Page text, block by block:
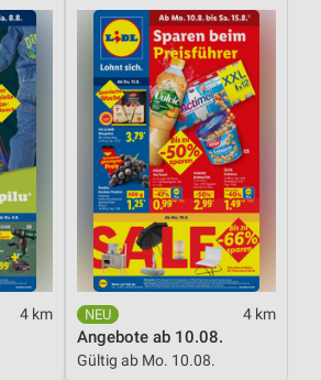
4 km 4 km
Angebote ab 10.08.
Gültig ab Mo. 10.08.